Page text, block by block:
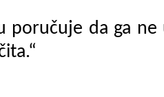
poručuje da ga